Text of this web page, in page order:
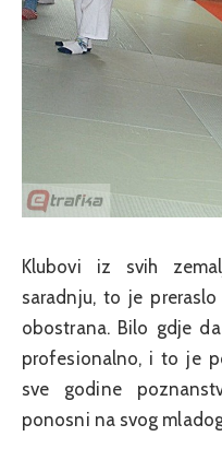
Klubovi iz svih
saradnju, to je
obostrana. Bilo gdje
profesionalno, i to je
sve godine
ponosni na svog